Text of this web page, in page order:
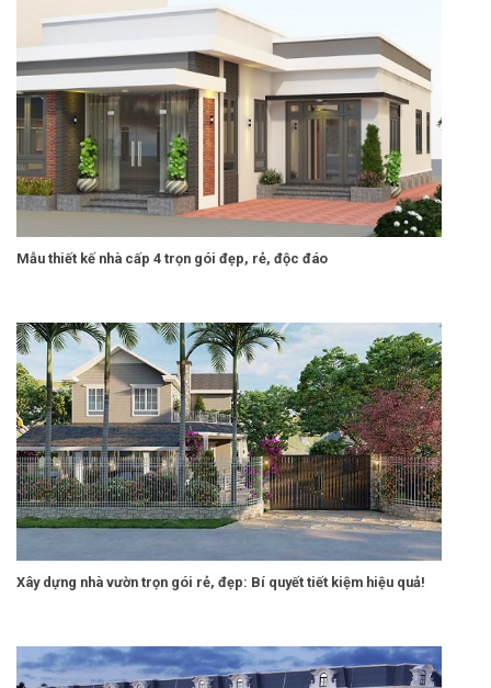
Mẫu thiết kế nhà cấp 4 trọn gói đẹp, rẻ, độc đáo
Xây dựng nhà vườn trọn gói rẻ, đẹp: Bí quyết tiết kiệm hiệu quả!